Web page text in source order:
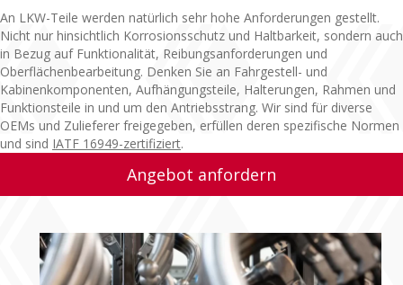
An LKW-Teile werden natürlich sehr hohe Anforderungen gestellt.
Nicht nur hinsichtlich Korrosionsschutz und Haltbarkeit, sondern auch
in Bezug auf Funktionalität, Reibungsanforderungen und
Oberflächenbearbeitung. Denken Sie an Fahrgestell- und
Kabinenkomponenten, Aufhängungsteile, Halterungen, Rahmen und
Funktionsteile in und um den Antriebsstrang. Wir sind für diverse
OEMs und Zulieferer freigegeben, erfüllen deren spezifische Normen
und sind IATF 16949-zertifiziert.
Angebot anfordern